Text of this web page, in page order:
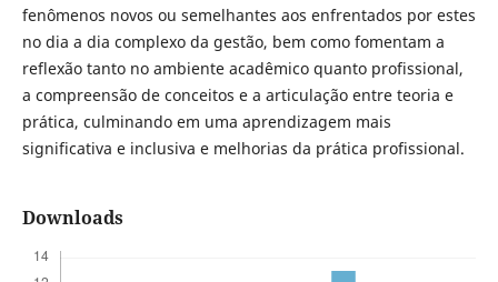
fenômenos novos ou semelhantes aos enfrentados por estes
no dia a dia complexo da gestão, bem como fomentam a
reflexão tanto no ambiente acadêmico quanto profissional,
a compreensão de conceitos e a articulação entre teoria e
prática, culminando em uma aprendizagem mais
significativa e inclusiva e melhorias da prática profissional.
Downloads